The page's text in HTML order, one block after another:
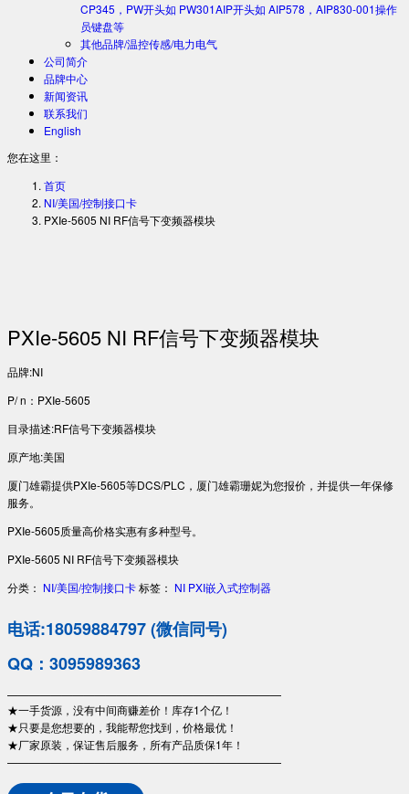
CP345，PW开头如 PW301AIP开头如 AIP578，AIP830-001操作
员键盘等
其他品牌/温控传感/电力电气
公司简介
品牌中心
新闻资讯
联系我们
English
您在这里：
首页
NI/美国/控制接口卡
PXIe-5605 NI RF信号下变频器模块
PXIe-5605 NI RF信号下变频器模块
品牌:NI
P/ n：PXIe-5605
目录描述:RF信号下变频器模块
原产地:美国
厦门雄霸提供PXIe-5605等DCS/PLC，厦门雄霸珊妮为您报价，并提供一年保修
服务。
PXIe-5605质量高价格实惠有多种型号。
PXIe-5605 NI RF信号下变频器模块
分类： NI/美国/控制接口卡标签： NI PXI嵌入式控制器
电话:18059884797 (微信同号)
QQ：3095989363
—————————————————————————
★一手货源，没有中间商赚差价！库存1个亿！
★只要是您想要的，我能帮您找到，价格最优！
★厂家原装，保证售后服务，所有产品质保1年！
—————————————————————————